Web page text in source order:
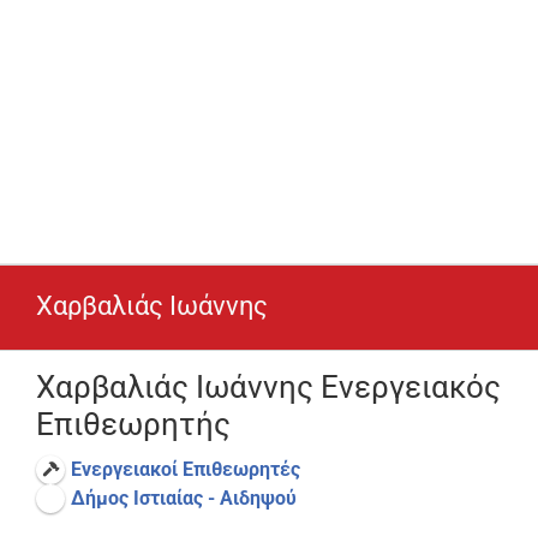
Χαρβαλιάς Ιωάννης
Χαρβαλιάς Ιωάννης Ενεργειακός
Επιθεωρητής
Ενεργειακοί Επιθεωρητές
Δήμος Ιστιαίας - Αιδηψού